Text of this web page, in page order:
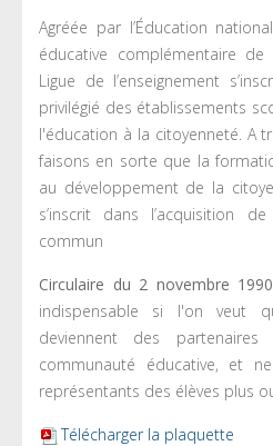
Agréée par l’Éducation
éducative complémentaire de
Ligue de l’enseignement
privilégié des établissements
l'éducation à la citoyenneté. A
faisons en sorte que la
au développement de la
s’inscrit dans l’acquisition
commun
Circulaire du 2 novembre 1990
indispensable si l'on veut
deviennent des
communauté éducative, et
représentants des élèves plus
Télécharger la plaquette